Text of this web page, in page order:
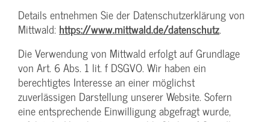
Details entnehmen Sie der Datenschutzerklärung von
Mittwald: https://www.mittwald.de/datenschutz.
Die Verwendung von Mittwald erfolgt auf Grundlage
von Art. 6 Abs. 1 lit. f DSGVO. Wir haben ein
berechtigtes Interesse an einer möglichst
zuverlässigen Darstellung unserer Website. Sofern
eine entsprechende Einwilligung abgefragt wurde,